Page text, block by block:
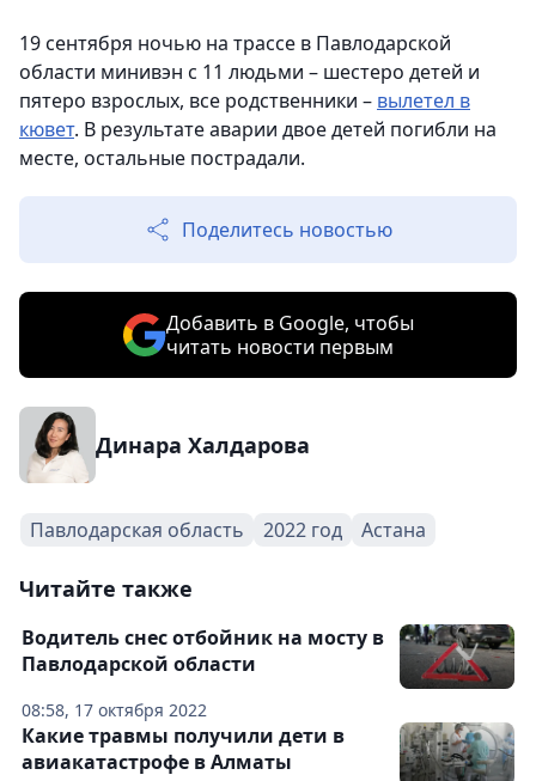
19 сентября ночью на трассе в Павлодарской
области минивэн с 11 людьми – шестеро детей и
пятеро взрослых, все родственники – вылетел в
кювет. В результате аварии двое детей погибли на
месте, остальные пострадали.
Поделитесь новостью
Добавить в Google, чтобы
читать новости первым
Динара Халдарова
Павлодарская область 2022 год Астана
Читайте также
08:58, 17 октября 2022
Водитель снес отбойник на мосту в
Павлодарской области
Какие травмы получили дети в
авиакатастрофе в Алматы